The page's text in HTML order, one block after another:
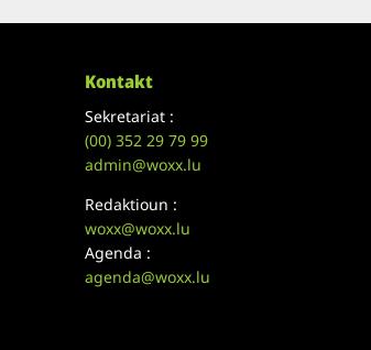
Kontakt
Sekretariat :
(00)352 29 79 99
admin@woxx.lu
Redaktioun :
woxx@woxx.lu
Agenda :
agenda@woxx.lu